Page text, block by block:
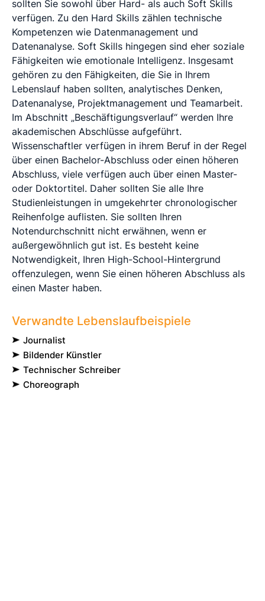
sollten Sie sowohl über Hard- als auch Soft Skills
verfügen. Zu den Hard Skills zählen technische
Kompetenzen wie Datenmanagement und
Datenanalyse. Soft Skills hingegen sind eher soziale
Fähigkeiten wie emotionale Intelligenz. Insgesamt
gehören zu den Fähigkeiten, die Sie in Ihrem
Lebenslauf haben sollten, analytisches Denken,
Datenanalyse, Projektmanagement und Teamarbeit.
Im Abschnitt „Beschäftigungsverlauf“ werden Ihre
akademischen Abschlüsse aufgeführt.
Wissenschaftler verfügen in ihrem Beruf in der Regel
über einen Bachelor-Abschluss oder einen höheren
Abschluss, viele verfügen auch über einen Master-
oder Doktortitel. Daher sollten Sie alle Ihre
Studienleistungen in umgekehrter chronologischer
Reihenfolge auflisten. Sie sollten Ihren
Notendurchschnitt nicht erwähnen, wenn er
außergewöhnlich gut ist. Es besteht keine
Notwendigkeit, Ihren High-School-Hintergrund
offenzulegen, wenn Sie einen höheren Abschluss als
einen Master haben.
Verwandte Lebenslaufbeispiele
Journalist
Bildender Künstler
Technischer Schreiber
Choreograph